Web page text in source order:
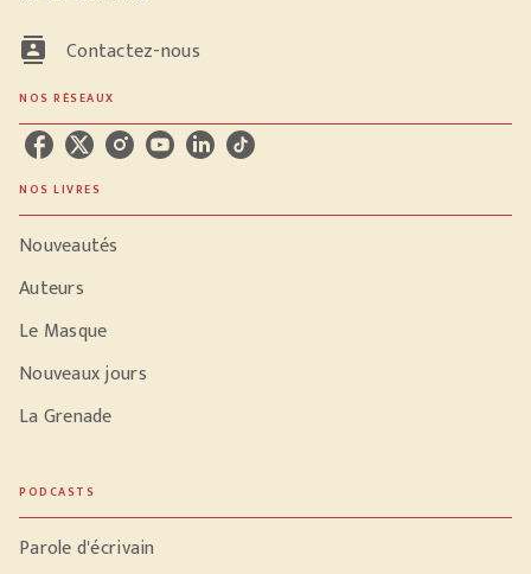
contacts Contactez-nous
NOS RÉSEAUX
NOS LIVRES
Nouveautés
Auteurs
Le Masque
Nouveaux jours
La Grenade
PODCASTS
Parole d'écrivain